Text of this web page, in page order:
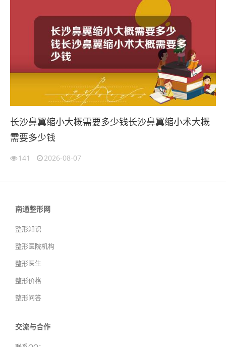
长沙鼻翼缩小大概需要多少钱长沙鼻翼缩小术大概
需要多少钱
141 2026-08-07
南通整形网
整形知识
整形医院机构
整形医生
整形价格
整形问答
交流与合作